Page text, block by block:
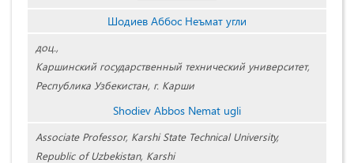
Шодиев Аббос Неъмат угли
доц.,
Каршинский государственный технический университет,
Республика Узбекистан, г. Карши
Shodiev Abbos Nemat ugli
Associate Professor, Karshi State Technical University,
Republic of Uzbekistan, Karshi